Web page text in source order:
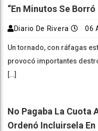
“En Minutos Se Borró
Diario De Rivera 06
Un tornado, con ráfagas
provocó importantes
[…]
No Pagaba La Cuota
Ordenó Incluirsela En